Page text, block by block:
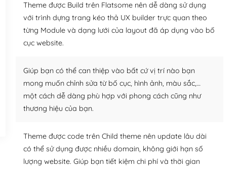
Theme được Build trên Flatsome nên dễ dàng sử dụng
với trình dựng trang kéo thả UX builder trực quan theo
từng Module và dạng lưới của layout đã áp dụng vào bố
cục website.
Giúp bạn có thể can thiệp vào bất cứ vị trí nào bạn
mong muốn chỉnh sửa từ bố cục, hình ảnh, màu sắc,…
một cách dễ dàng phù hợp với phong cách cũng như
thương hiệu của bạn.
Theme được code trên Child theme nên update lâu dài
có thể sử dụng được nhiều domain, không giới hạn số
lượng website. Giúp bạn tiết kiệm chi phí và thời gian